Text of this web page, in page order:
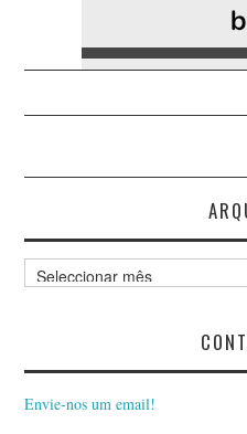
Arquivo
Envie-nos um email!